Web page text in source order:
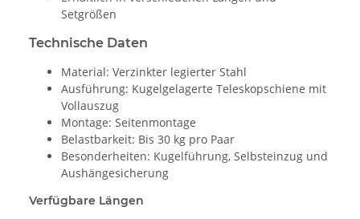
Setgrößen
Technische Daten
Material: Verzinkter legierter Stahl
Ausführung: Kugelgelagerte Teleskopschiene mit
Vollauszug
Montage: Seitenmontage
Belastbarkeit: Bis 30 kg pro Paar
Besonderheiten: Kugelführung, Selbsteinzug und
Aushängesicherung
Verfügbare Längen